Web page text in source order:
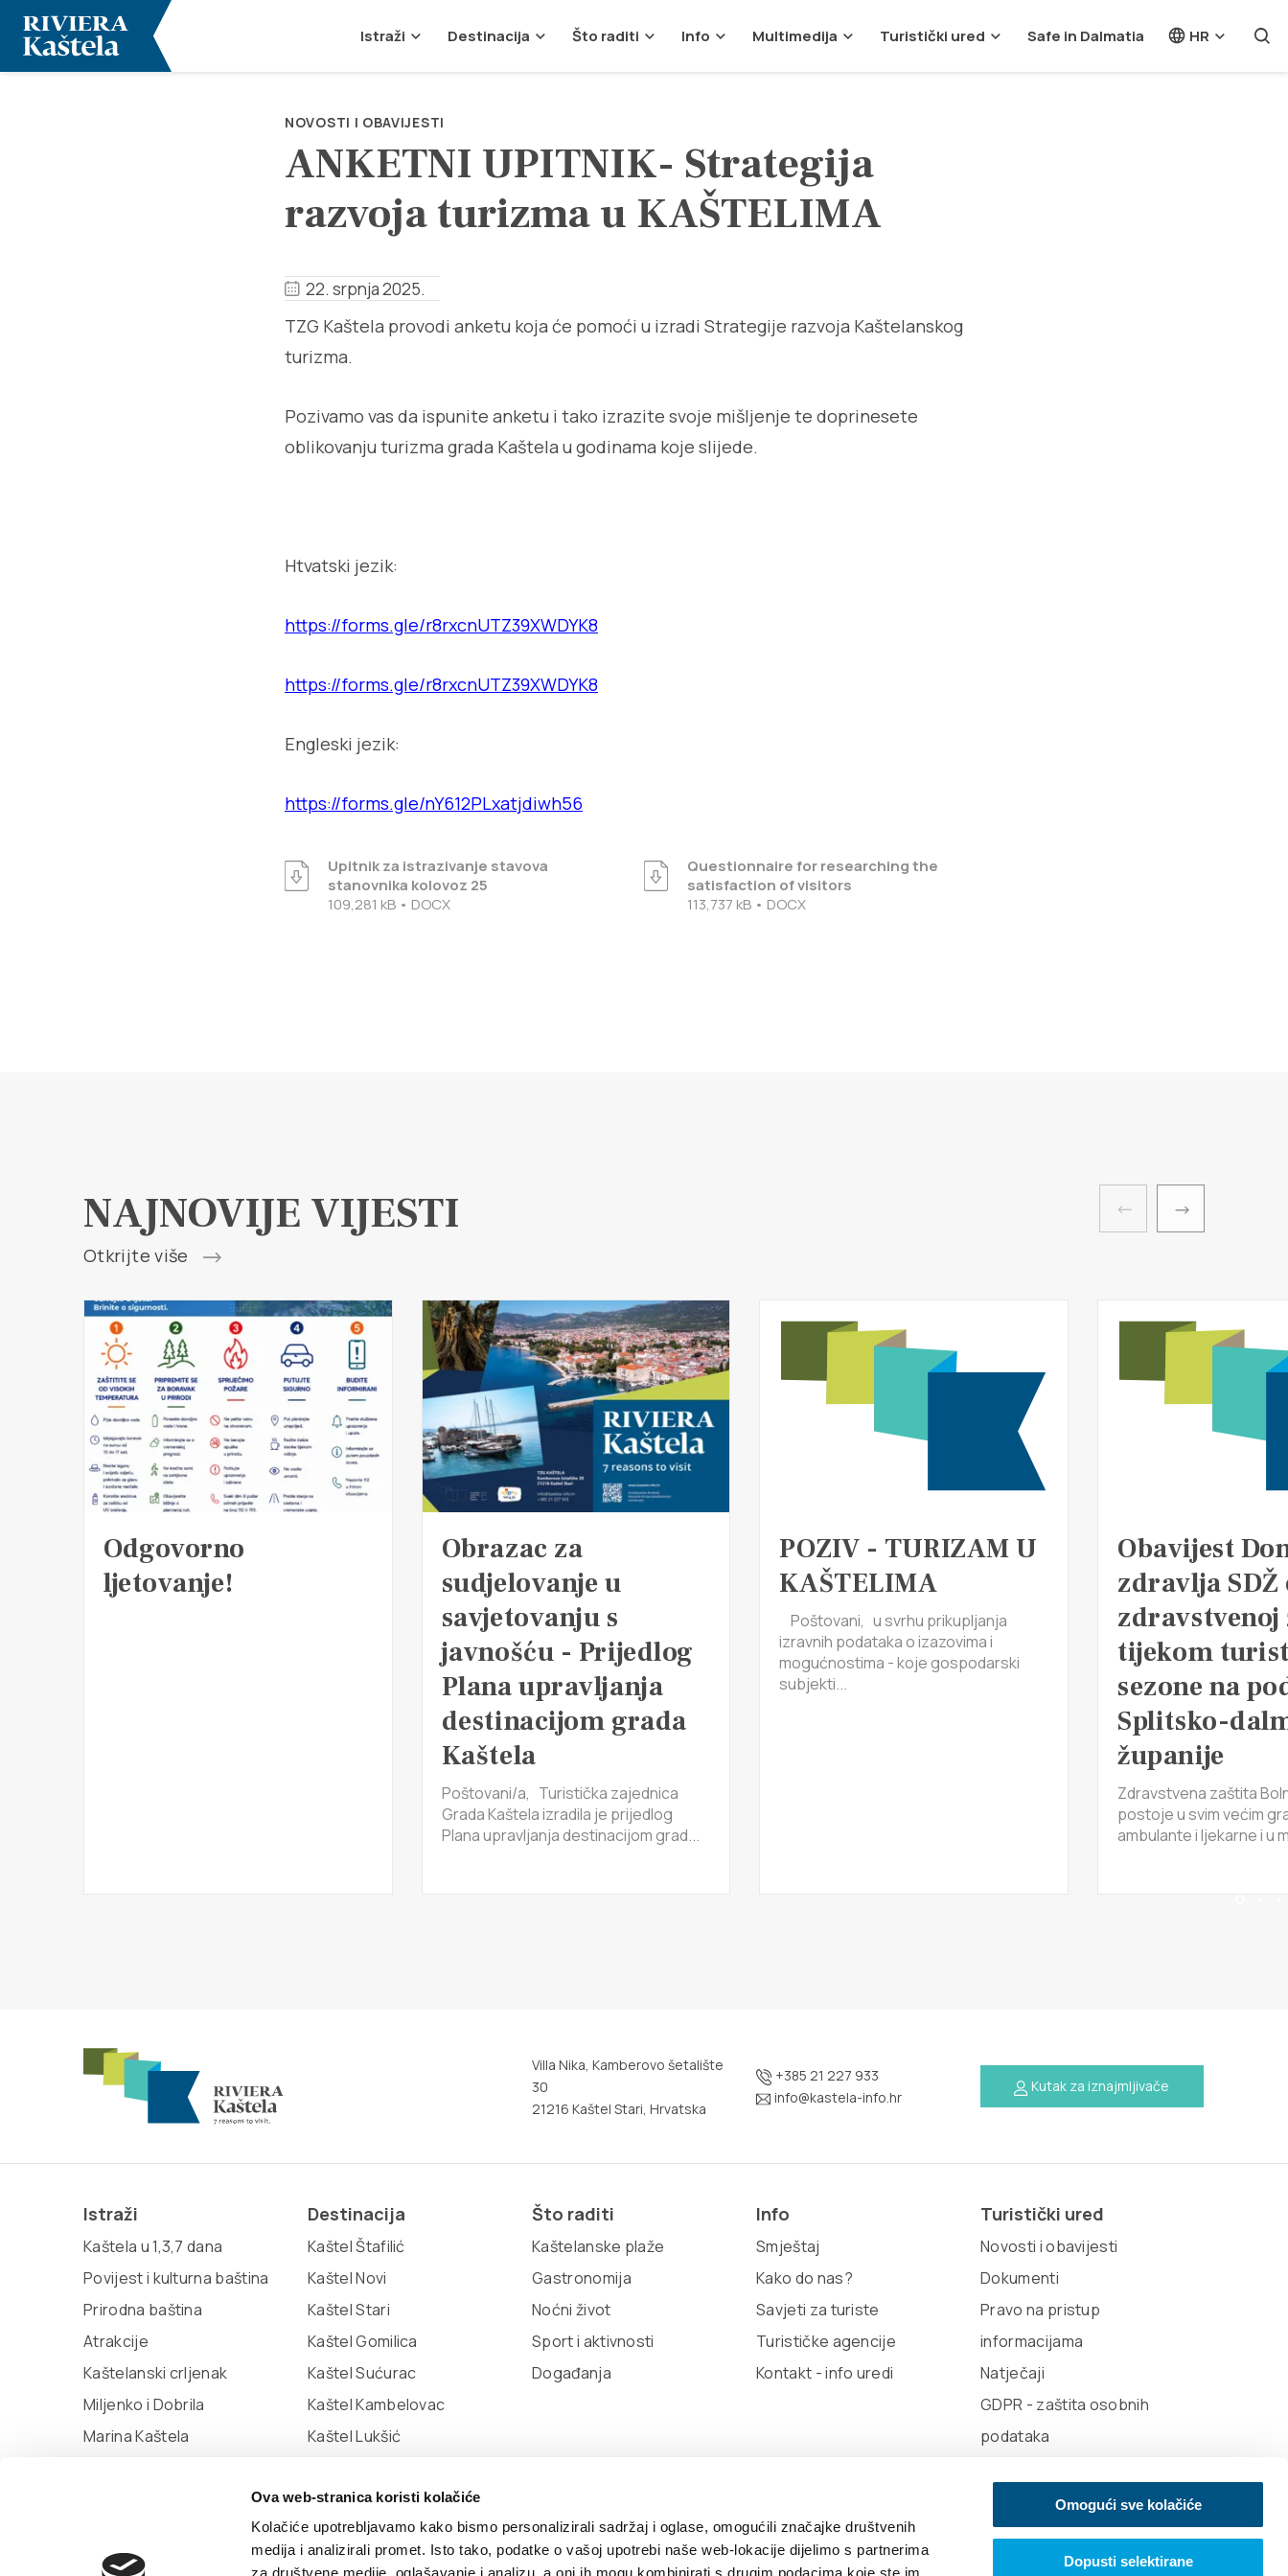
Ova web-stranica koristi kolačiće
Kolačiće upotrebljavamo kako bismo personalizirali sadržaj i oglase, omogućili značajke društvenih
medija i analizirali promet. Isto tako, podatke o vašoj upotrebi naše web-lokacije dijelimo s partnerima
Omogući sve kolačiće
Dopusti selektirane
Istraži Destinacija Što raditi Info Multimedija Turistički ured Safe in Dalmatia HR
NOVOSTI I OBAVIJESTI
ANKETNI UPITNIK- Strategija
razvoja turizma u KAŠTELIMA
22. srpnja 2025.
TZG Kaštela provodi anketu koja će pomoći u izradi Strategije razvoja Kaštelanskog
turizma.
Pozivamo vas da ispunite anketu i tako izrazite svoje mišljenje te doprinesete
oblikovanju turizma grada Kaštela u godinama koje slijede.
Htvatski jezik:
https://forms.gle/r8rxcnUTZ39XWDYK8
https://forms.gle/r8rxcnUTZ39XWDYK8
Engleski jezik:
https://forms.gle/nY612PLxatjdiwh56
Upitnik za istrazivanje stavova
stanovnika kolovoz 25
109,281 kB • DOCX
Questionnaire for researching the
satisfaction of visitors
113,737 kB • DOCX
NAJNOVIJE VIJESTI
Otkrijte više
Odgovorno
ljetovanje!
Obrazac za
sudjelovanje u
savjetovanju s
javnošću - Prijedlog
Plana upravljanja
destinacijom grada
Kaštela
Poštovani/a, Turistička zajednica
Grada Kaštela izradila je prijedlog
Plana upravljanja destinacijom grad...
POZIV - TURIZAM U
KAŠTELIMA
Poštovani, u svrhu prikupljanja
izravnih podataka o izazovima i
mogućnostima - koje gospodarski
subjekti...
Obavijest
zdravlja SDŽ
tijekom
sezone na
Splitsko-
županije
Zdravstvena zaštita
postoje u svim većim
ambulante i ljekarne i u
Villa Nika, Kamberovo šetalište
30
21216 Kaštel Stari, Hrvatska
+385 21 227 933
info@kastela-info.hr
Kutak za iznajmljivače
Istraži
Kaštela u 1,3,7 dana
Povijest i kulturna baština
Prirodna baština
Atrakcije
Kaštelanski crljenak
Miljenko i Dobrila
Marina Kaštela
Destinacija
Kaštel Štafilić
Kaštel Novi
Kaštel Stari
Kaštel Gomilica
Kaštel Sućurac
Kaštel Kambelovac
Kaštel Lukšić
Što raditi
Kaštelanske plaže
Gastronomija
Noćni život
Sport i aktivnosti
Događanja
Info
Smještaj
Kako do nas?
Savjeti za turiste
Turističke agencije
Kontakt - info uredi
Turistički ured
Novosti i obavijesti
Dokumenti
Pravo na pristup
informacijama
Natječaji
GDPR - zaštita osobnih
podataka